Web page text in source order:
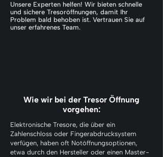
Unsere Experten helfen! Wir bieten schnelle
und sichere Tresoröffnungen, damit Ihr
Problem bald behoben ist. Vertrauen Sie auf
unser erfahrenes Team.
Wie wir bei der Tresor Öffnung
vorgehen:
Elektronische Tresore, die über ein
Zahlenschloss oder Fingerabdrucksystem
verfügen, haben oft Notöffnungsoptionen,
etwa durch den Hersteller oder einen Master-